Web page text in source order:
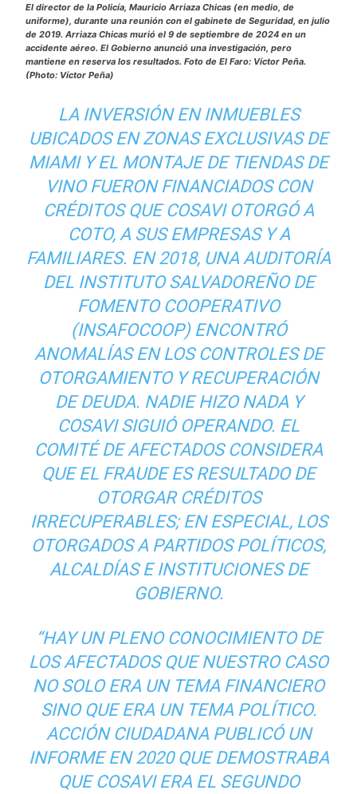
El director de la Policía, Mauricio Arriaza Chicas (en medio, de
uniforme), durante una reunión con el gabinete de Seguridad, en julio
de 2019. Arriaza Chicas murió el 9 de septiembre de 2024 en un
accidente aéreo. El Gobierno anunció una investigación, pero
mantiene en reserva los resultados. Foto de El Faro: Víctor Peña.
(Photo: Víctor Peña)
LA INVERSIÓN EN INMUEBLES
UBICADOS EN ZONAS EXCLUSIVAS DE
MIAMI Y EL MONTAJE DE TIENDAS DE
VINO FUERON FINANCIADOS CON
CRÉDITOS QUE COSAVI OTORGÓ A
COTO, A SUS EMPRESAS Y A
FAMILIARES. EN 2018, UNA AUDITORÍA
DEL INSTITUTO SALVADOREÑO DE
FOMENTO COOPERATIVO
(INSAFOCOOP) ENCONTRÓ
ANOMALÍAS EN LOS CONTROLES DE
OTORGAMIENTO Y RECUPERACIÓN
DE DEUDA. NADIE HIZO NADA Y
COSAVI SIGUIÓ OPERANDO. EL
COMITÉ DE AFECTADOS CONSIDERA
QUE EL FRAUDE ES RESULTADO DE
OTORGAR CRÉDITOS
IRRECUPERABLES; EN ESPECIAL, LOS
OTORGADOS A PARTIDOS POLÍTICOS,
ALCALDÍAS E INSTITUCIONES DE
GOBIERNO.
“HAY UN PLENO CONOCIMIENTO DE
LOS AFECTADOS QUE NUESTRO CASO
NO SOLO ERA UN TEMA FINANCIERO
SINO QUE ERA UN TEMA POLÍTICO.
ACCIÓN CIUDADANA PUBLICÓ UN
INFORME EN 2020 QUE DEMOSTRABA
QUE COSAVI ERA EL SEGUNDO